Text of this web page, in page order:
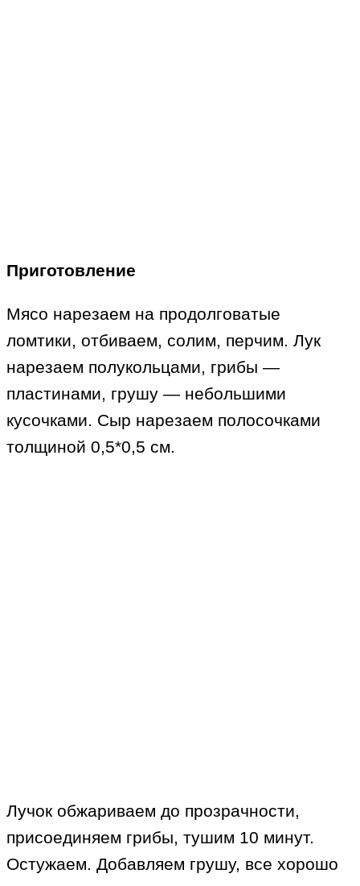
Приготовление
Мясо нарезаем на продолговатые
ломтики, отбиваем, солим, перчим. Лук
нарезаем полукольцами, грибы —
пластинами, грушу — небольшими
кусочками. Сыр нарезаем полосочками
толщиной 0,5*0,5 см.
Лучок обжариваем до прозрачности,
присоединяем грибы, тушим 10 минут.
Остужаем. Добавляем грушу, все хорошо